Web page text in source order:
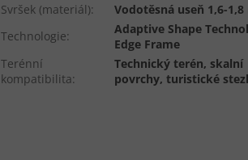
Svršek (materiál):
Vodotěsná useň 1,6-1,8
Technologie:
Adaptive Shape
Edge Frame
Terénní
kompatibilita:
Technický terén, skalní
povrchy, turistické